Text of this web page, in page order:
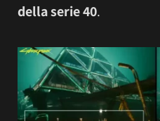
della serie 40.